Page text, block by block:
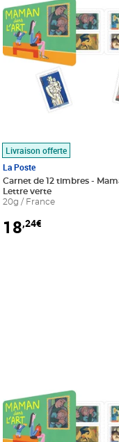
au panier
Livraison offerte
La Poste
Carnet de 12 timbres -
Lettre verte
20g / France
18,24€